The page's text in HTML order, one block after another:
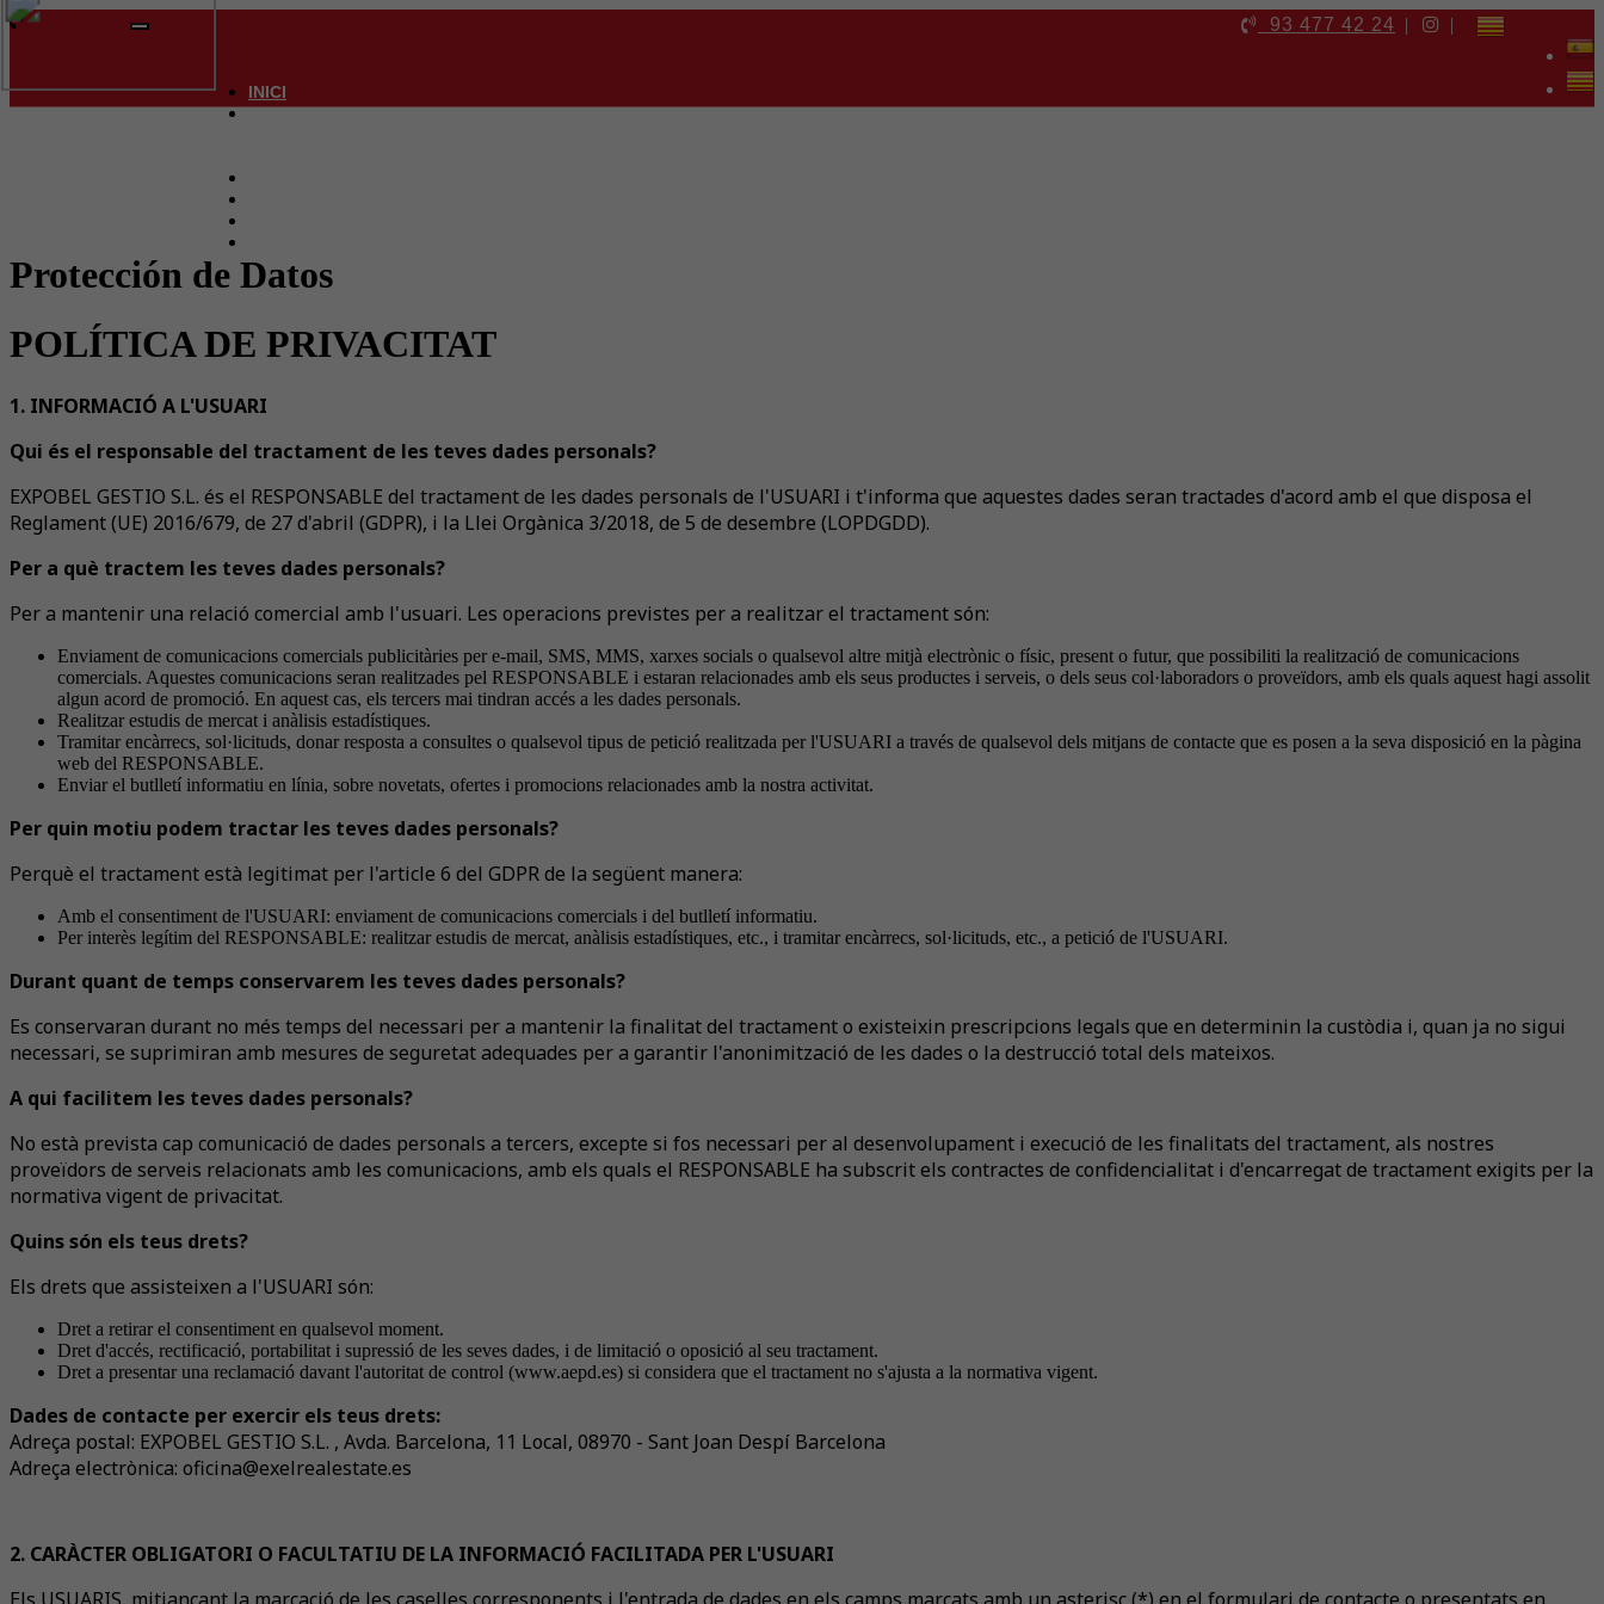
|
93 477 42 24 |
93 477 42 24
Toggle
INICI
QUI SOM
Protección de Datos
POLÍTICA DE PRIVACITAT
1. INFORMACIÓ A L'USUARI
Qui és el responsable del tractament de les teves dades personals?
EXPOBEL GESTIO S.L. és el RESPONSABLE del tractament de les dades personals de l'USUARI i t'informa que aquestes dades seran tractades d'acord amb el que disposa el
Reglament (UE) 2016/679, de 27 d'abril (GDPR), i la Llei Orgànica 3/2018, de 5 de desembre (LOPDGDD).
Per a què tractem les teves dades personals?
Per a mantenir una relació comercial amb l'usuari. Les operacions previstes per a realitzar el tractament són:
Enviament de comunicacions comercials publicitàries per e-mail, SMS, MMS, xarxes socials o qualsevol altre mitjà electrònic o físic, present o futur, que possibiliti la realització de comunicacions
comercials. Aquestes comunicacions seran realitzades pel RESPONSABLE i estaran relacionades amb els seus productes i serveis, o dels seus col·laboradors o proveïdors, amb els quals aquest hagi assolit
algun acord de promoció. En aquest cas, els tercers mai tindran accés a les dades personals.
Realitzar estudis de mercat i anàlisis estadístiques.
Tramitar encàrrecs, sol·licituds, donar resposta a consultes o qualsevol tipus de petició realitzada per l'USUARI a través de qualsevol dels mitjans de contacte que es posen a la seva disposició en la pàgina
web del RESPONSABLE.
Enviar el butlletí informatiu en línia, sobre novetats, ofertes i promocions relacionades amb la nostra activitat.
Per quin motiu podem tractar les teves dades personals?
Perquè el tractament està legitimat per l'article 6 del GDPR de la següent manera:
Amb el consentiment de l'USUARI: enviament de comunicacions comercials i del butlletí informatiu.
Per interès legítim del RESPONSABLE: realitzar estudis de mercat, anàlisis estadístiques, etc., i tramitar encàrrecs, sol·licituds, etc., a petició de l'USUARI.
Durant quant de temps conservarem les teves dades personals?
Es conservaran durant no més temps del necessari per a mantenir la finalitat del tractament o existeixin prescripcions legals que en determinin la custòdia i, quan ja no sigui
necessari, se suprimiran amb mesures de seguretat adequades per a garantir l'anonimització de les dades o la destrucció total dels mateixos.
A qui facilitem les teves dades personals?
No està prevista cap comunicació de dades personals a tercers, excepte si fos necessari per al desenvolupament i execució de les finalitats del tractament, als nostres
proveïdors de serveis relacionats amb les comunicacions, amb els quals el RESPONSABLE ha subscrit els contractes de confidencialitat i d'encarregat de tractament exigits per la
normativa vigent de privacitat.
Quins són els teus drets?
Els drets que assisteixen a l'USUARI són:
Dret a retirar el consentiment en qualsevol moment.
Dret d'accés, rectificació, portabilitat i supressió de les seves dades, i de limitació o oposició al seu tractament.
Dret a presentar una reclamació davant l'autoritat de control (www.aepd.es) si considera que el tractament no s'ajusta a la normativa vigent.
Dades de contacte per exercir els teus drets:
Adreça postal: EXPOBEL GESTIO S.L. , Avda. Barcelona, 11 Local, 08970 - Sant Joan Despí Barcelona
Adreça electrònica: oficina@exelrealestate.es
2. CARÀCTER OBLIGATORI O FACULTATIU DE LA INFORMACIÓ FACILITADA PER L'USUARI